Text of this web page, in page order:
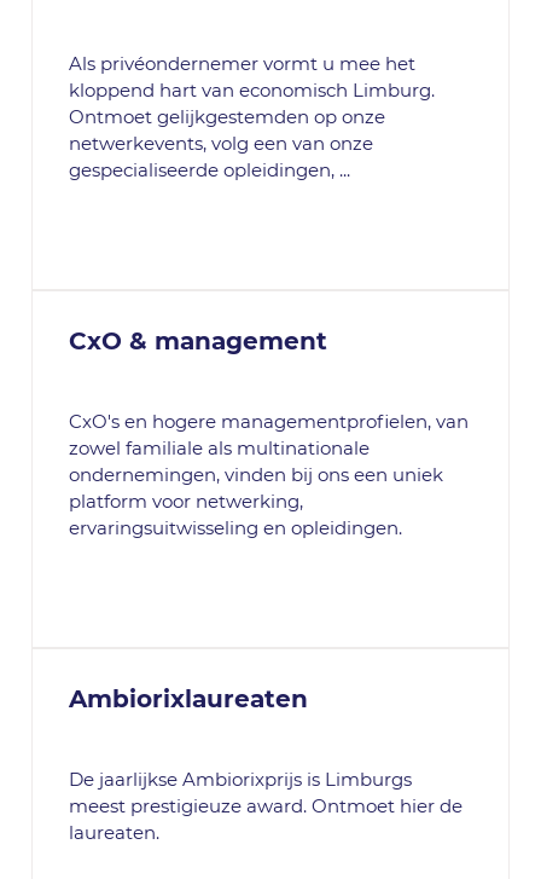
Als privéondernemer vormt u mee het
kloppend hart van economisch Limburg.
Ontmoet gelijkgestemden op onze
netwerkevents, volg een van onze
gespecialiseerde opleidingen, ...
CxO & management
CxO's en hogere managementprofielen, van
zowel familiale als multinationale
ondernemingen, vinden bij ons een uniek
platform voor netwerking,
ervaringsuitwisseling en opleidingen.
Ambiorixlaureaten
De jaarlijkse Ambiorixprijs is Limburgs
meest prestigieuze award. Ontmoet hier de
laureaten.